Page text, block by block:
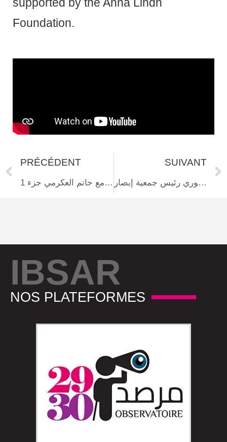
supported by the Anna Lindh
Foundation.
PRÉCÉDENT
التمكين الاقتصادي للأشخاص ذوي الإعاقة البصرية مع حاتم العكرمي جزء 1
SUIVANT
التمكين الاقتصادي ليس خيارًا بل حقًا أساسيًا: محمد المنصوري رئيس جمعية إبصار
IBSAR
NOS PLATEFORMES